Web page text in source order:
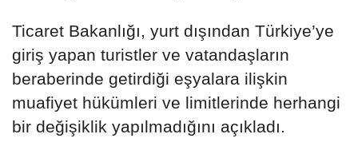
Ticaret Bakanlığı, yurt dışından Türkiye’ye
giriş yapan turistler ve vatandaşların
beraberinde getirdiği eşyalara ilişkin
muafiyet hükümleri ve limitlerinde herhangi
bir değişiklik yapılmadığını açıkladı.